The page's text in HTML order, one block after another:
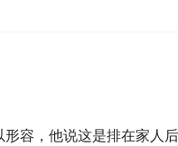
容，他说这是排在家人